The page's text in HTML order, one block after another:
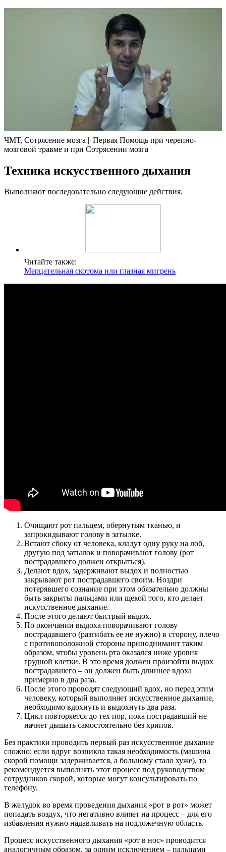
ЧМТ, Сотрясение мозга || Первая Помощь при черепно-
мозговой травме и при Сотрясении мозга
Техника искусственного дыхания
Выполняют последовательно следующие действия.
Читайте также:
Мерцательная скотома или глазная мигрень
Очищают рот пальцем, обернутым тканью, и
запрокидывают голову в затылке.
Встают сбоку от человека, кладут одну руку на лоб,
другую под затылок и поворачивают голову (рот
пострадавшего должен открыться).
Делают вдох, задерживают выдох и полностью
закрывают рот пострадавшего своим. Ноздри
потерявшего сознание при этом обязательно должны
быть закрыты пальцами или щекой того, кто делает
искусственное дыхание.
После этого делают быстрый выдох.
По окончании выдоха поворачивают голову
пострадавшего (разгибать ее не нужно) в сторону, плечо
с противоположной стороны приподнимают таким
образом, чтобы уровень рта оказался ниже уровня
грудной клетки. В это время должен произойти выдох
пострадавшего – он должен быть длиннее вдоха
примерно в два раза.
После этого проводят следующий вдох, но перед этим
человеку, который выполняет искусственное дыхание,
необходимо вдохнуть и выдохнуть два раза.
Цикл повторяется до тех пор, пока пострадавший не
начнет дышать самостоятельно без хрипов.
Без практики проводить первый раз искусственное дыхание
сложно: если вдруг возникла такая необходимость (машина
скорой помощи задерживается, а больному стало хуже), то
рекомендуется выполнять этот процесс под руководством
сотрудников скорой, которые могут консультировать по
телефону.
В желудок во время проведения дыхания «рот в рот» может
попадать воздух, что негативно влияет на процесс – для его
избавления нужно надавливать на подложечную область.
Процесс искусственного дыхания «рот в нос» проводится
аналогичным образом, за одним исключением – пальцами